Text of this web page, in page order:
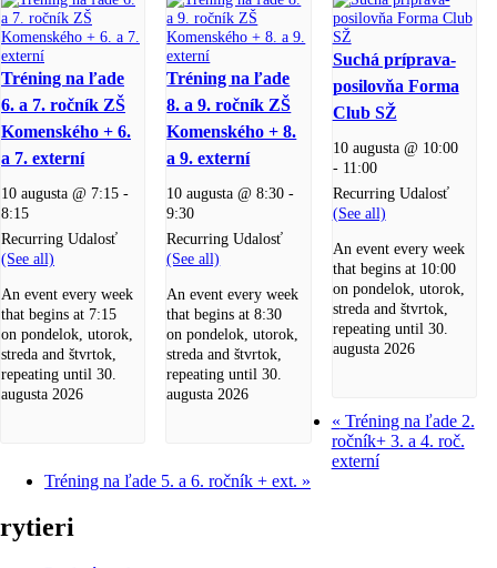
Tréning na ľade
6. a 7. ročník ZŠ
Komenského + 6.
a 7. externí
10 augusta @ 7:15 -
8:15
Recurring Udalosť
(See all)
An event every week
that begins at 7:15
on pondelok, utorok,
streda and štvrtok,
repeating until 30.
augusta 2026
Tréning na ľade
8. a 9. ročník ZŠ
Komenského + 8.
a 9. externí
10 augusta @ 8:30 -
9:30
Recurring Udalosť
(See all)
An event every week
that begins at 8:30
on pondelok, utorok,
streda and štvrtok,
repeating until 30.
augusta 2026
Suchá príprava-
posilovňa Forma
Club SŽ
10 augusta @ 10:00
- 11:00
Recurring Udalosť
(See all)
An event every week
that begins at 10:00
on pondelok, utorok,
streda and štvrtok,
repeating until 30.
augusta 2026
« Tréning na ľade 2.
ročník+ 3. a 4. roč.
externí
Tréning na ľade 5. a 6. ročník + ext. »
rytieri